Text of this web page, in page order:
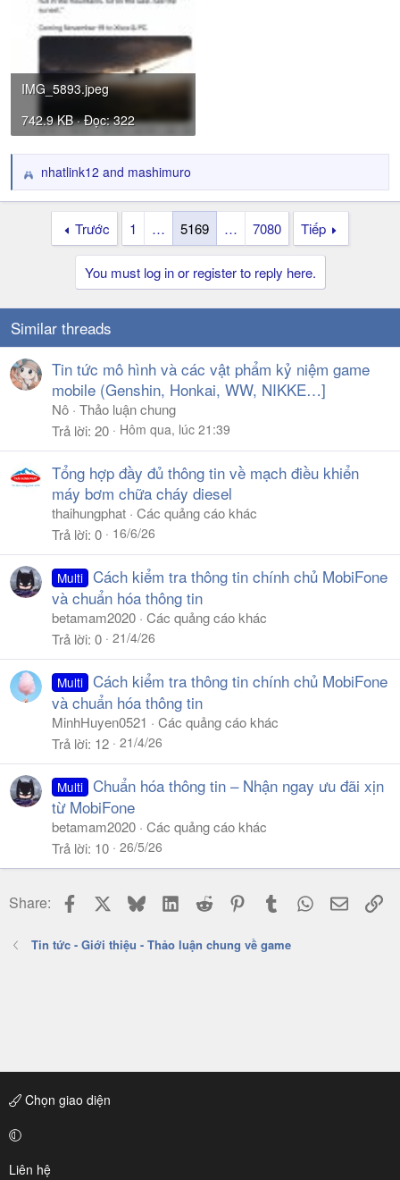
IMG_5893.jpeg
742.9 KB · Đọc: 322
R
e
:
nhatlink12 and mashimuro
Trước 1 … 5169 … 7080 Tiếp
You must log in or register to reply here.
Similar threads
Tin tức mô hình và các vật phẩm kỷ niệm game
mobile (Genshin, Honkai, WW, NIKKE…]
Nô Thảo luận chung
Trả lời 20 Hôm qua, lúc 21:39
Tổng hợp đầy đủ thông tin về mạch điều khiển
máy bơm chữa cháy diesel
thaihungphat Các quảng cáo khác
Trả lời 0 16/6/26
Multi Cách kiểm tra thông tin chính chủ MobiFone
và chuẩn hóa thông tin
betamam2020 Các quảng cáo khác
Trả lời 0 21/4/26
Multi Cách kiểm tra thông tin chính chủ MobiFone
và chuẩn hóa thông tin
MinhHuyen0521
Các quảng cáo khác
Trả lời 12 21/4/26
Multi Chuẩn hóa thông tin – Nhận ngay ưu đãi xịn
từ MobiFone
betamam2020 Các quảng cáo khác
Trả lời 10 26/5/26
Share: Facebook BlueskyLinkedIn
Reddit PinterestTumblr WhatsApp
Email
Tin tức - Giới thiệu - Thảo luận chung về game
Chọn giao diện
Liên hệ